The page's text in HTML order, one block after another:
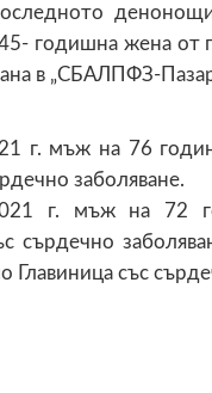
годишна жена от
в „СБАЛПФЗ-
г. мъж на 76
заболяване.
г. мъж на 72
сърдечно
Главиница със